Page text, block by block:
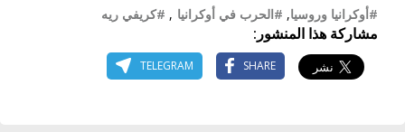
#أوكرانيا وروسيا, #الحرب في أوكرانيا , #كريفي ريه
مشاركة هذا المنشور:
SHARE
TELEGRAM